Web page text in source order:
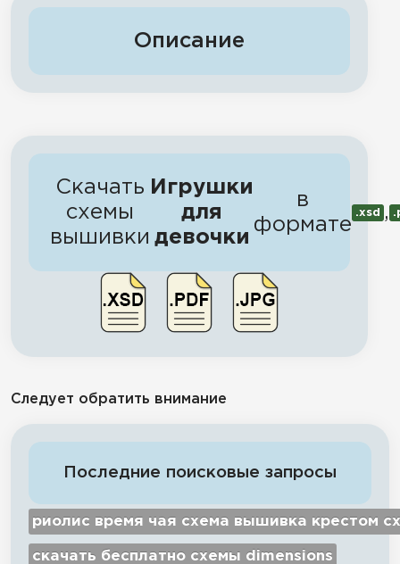
Описание
Скачать
схемы
вышивки
Игрушки
для
девочки
в
формате
.xsd ,
Следует обратить внимание
Последние поисковые запросы
риолис время чая схема вышивка крестом
скачать бесплатно схемы dimensions